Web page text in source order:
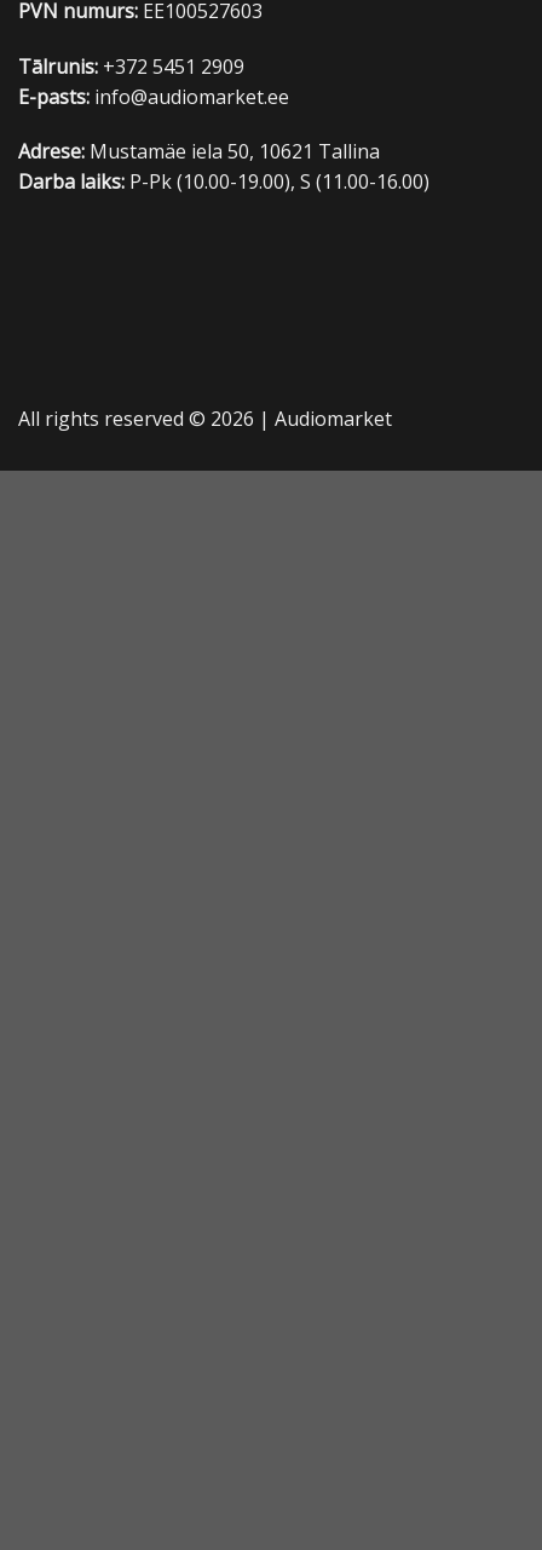
PVN numurs: EE100527603
Tālrunis: +372 5451 2909
E-pasts: info@audiomarket.ee
Adrese: Mustamäe iela 50, 10621 Tallina
Darba laiks: P-Pk (10.00-19.00), S (11.00-16.00)
All rights reserved © 2026 | Audiomarket